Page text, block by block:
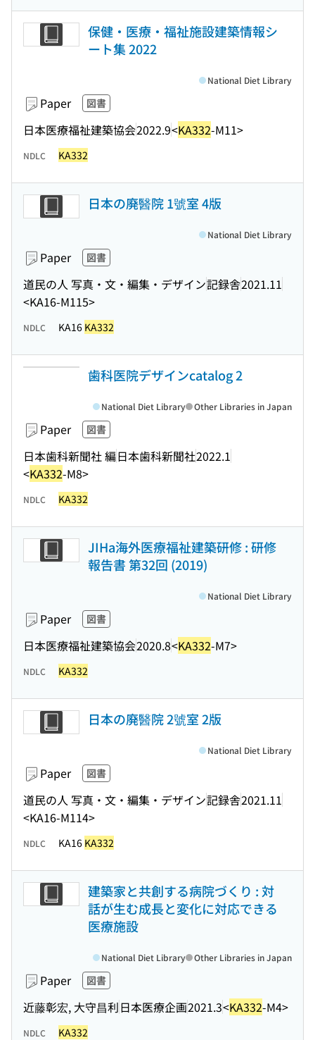
保健・医療・福祉施設建築情報シ
ート集 2022
Paper 図書
日本医療福祉建築協会2022.9<KA332-M11>
National Diet Library
NDLC KA332
日本の廃醫院 1號室 4版
Paper 図書
道民の人 写真・文・編集・デザイン記録舎2021.11
<KA16-M115>
National Diet Library
NDLC KA16 KA332
歯科医院デザインcatalog 2
Paper 図書
日本歯科新聞社 編日本歯科新聞社2022.1
<KA332-M8>
National Diet Library Other Libraries in Japan
NDLC KA332
JIHa海外医療福祉建築研修 : 研修
報告書 第32回 (2019)
Paper 図書
日本医療福祉建築協会2020.8<KA332-M7>
National Diet Library
NDLC KA332
日本の廃醫院 2號室 2版
Paper 図書
道民の人 写真・文・編集・デザイン記録舎2021.11
<KA16-M114>
National Diet Library
NDLC KA16 KA332
建築家と共創する病院づくり : 対
話が生む成長と変化に対応できる
医療施設
Paper 図書
近藤彰宏, 大守昌利日本医療企画2021.3<KA332-M4>
National Diet Library Other Libraries in Japan
NDLC KA332